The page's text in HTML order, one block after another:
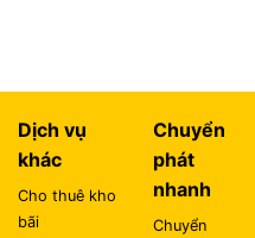
Dịch vụ
khác
Cho thuê kho
bãi
Chuyển
phát
nhanh
Chuyển